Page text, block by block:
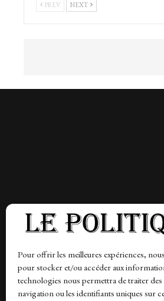
Pour offrir les meilleures expériences,
pour stocker et/ou accéder aux
technologies nous permettra de traiter
navigation ou les identifiants uniques sur
PREV NEXT